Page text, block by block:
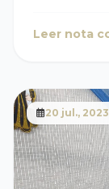
integramos
Leer nota
20 jul., 2023